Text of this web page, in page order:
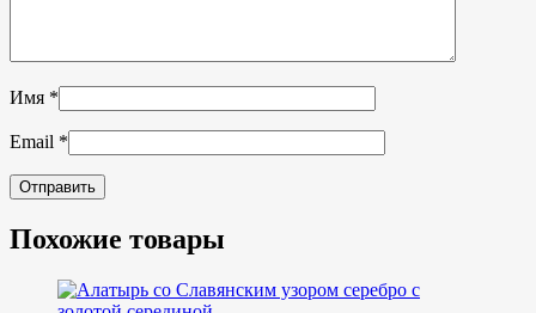
Имя *
Email *
Похожие товары